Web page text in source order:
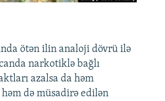
ötən ilin analoji dövrü ilə
narkotiklə bağlı
azalsa da həm
həm də müsadirə edilən